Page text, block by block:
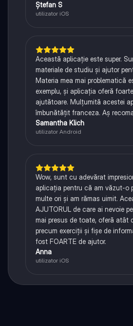
Ștefan S
utilizator iOS
Această aplicație este super.
materiale de studiu și ajutor
Materia mea mai problematică
exemplu, și aplicația oferă
ajutătoare. Mulțumită acestei
îmbunătățit franceza. Aș
Samantha Klich
utilizator Android
Wow, sunt cu adevărat
aplicația pentru că am văzut-o
multe ori și am rămas uimit.
AJUTORUL de care ai nevoie
mai presus de toate, oferă atât
precum exerciții și fișe de
fost FOARTE de ajutor.
Anna
utilizator iOS